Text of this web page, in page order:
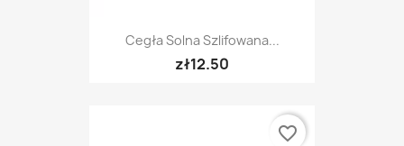
Cegła Solna Szlifowana...
zł12.50
favorite_border